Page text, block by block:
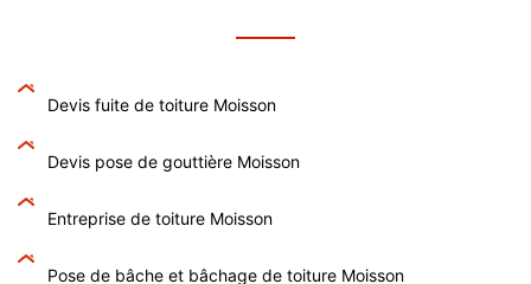
Devis fuite de toiture Moisson
Devis pose de gouttière Moisson
Entreprise de toiture Moisson
Pose de bâche et bâchage de toiture Moisson